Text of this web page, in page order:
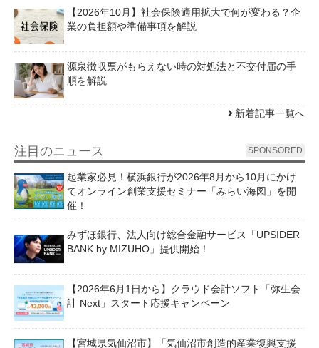
【2026年10月】社会保険適用拡大で何が変わる？企
業の負担額や準備事項を解説
源泉徴収票がもらえない時の対処法と不交付届の手
順を解説
新着記事一覧へ
注目のニュース SPONSORED
起業家必見！横浜銀行が2026年8月から10月にかけ
てオンライン創業支援セミナー「みらい海図」を開
催！
みずほ銀行、法人向け総合金融サービス「UPSIDER
BANK by MIZUHO」提供開始！
【2026年6月1日から】クラウド会計ソフト「弥生会
計 Next」スタート応援キャンペーン
【宮城県気仙沼市】「気仙沼市創造的産業復興支援